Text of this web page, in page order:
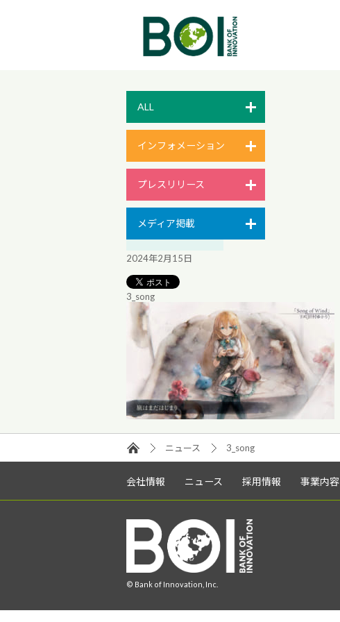
ALL
インフォメーション
プレスリリース
メディア掲載
2024年2月15日
3_song
ニュース 3_song
会社情報 ニュース 採用情報 事業内容
© Bank of Innovation, Inc.